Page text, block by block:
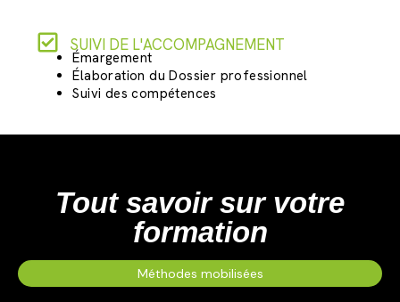
SUIVI DE L'ACCOMPAGNEMENT
Émargement
Élaboration du Dossier professionnel
Suivi des compétences
Tout savoir sur votre
formation
Méthodes mobilisées